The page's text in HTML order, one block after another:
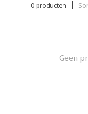
0 producten
Geen